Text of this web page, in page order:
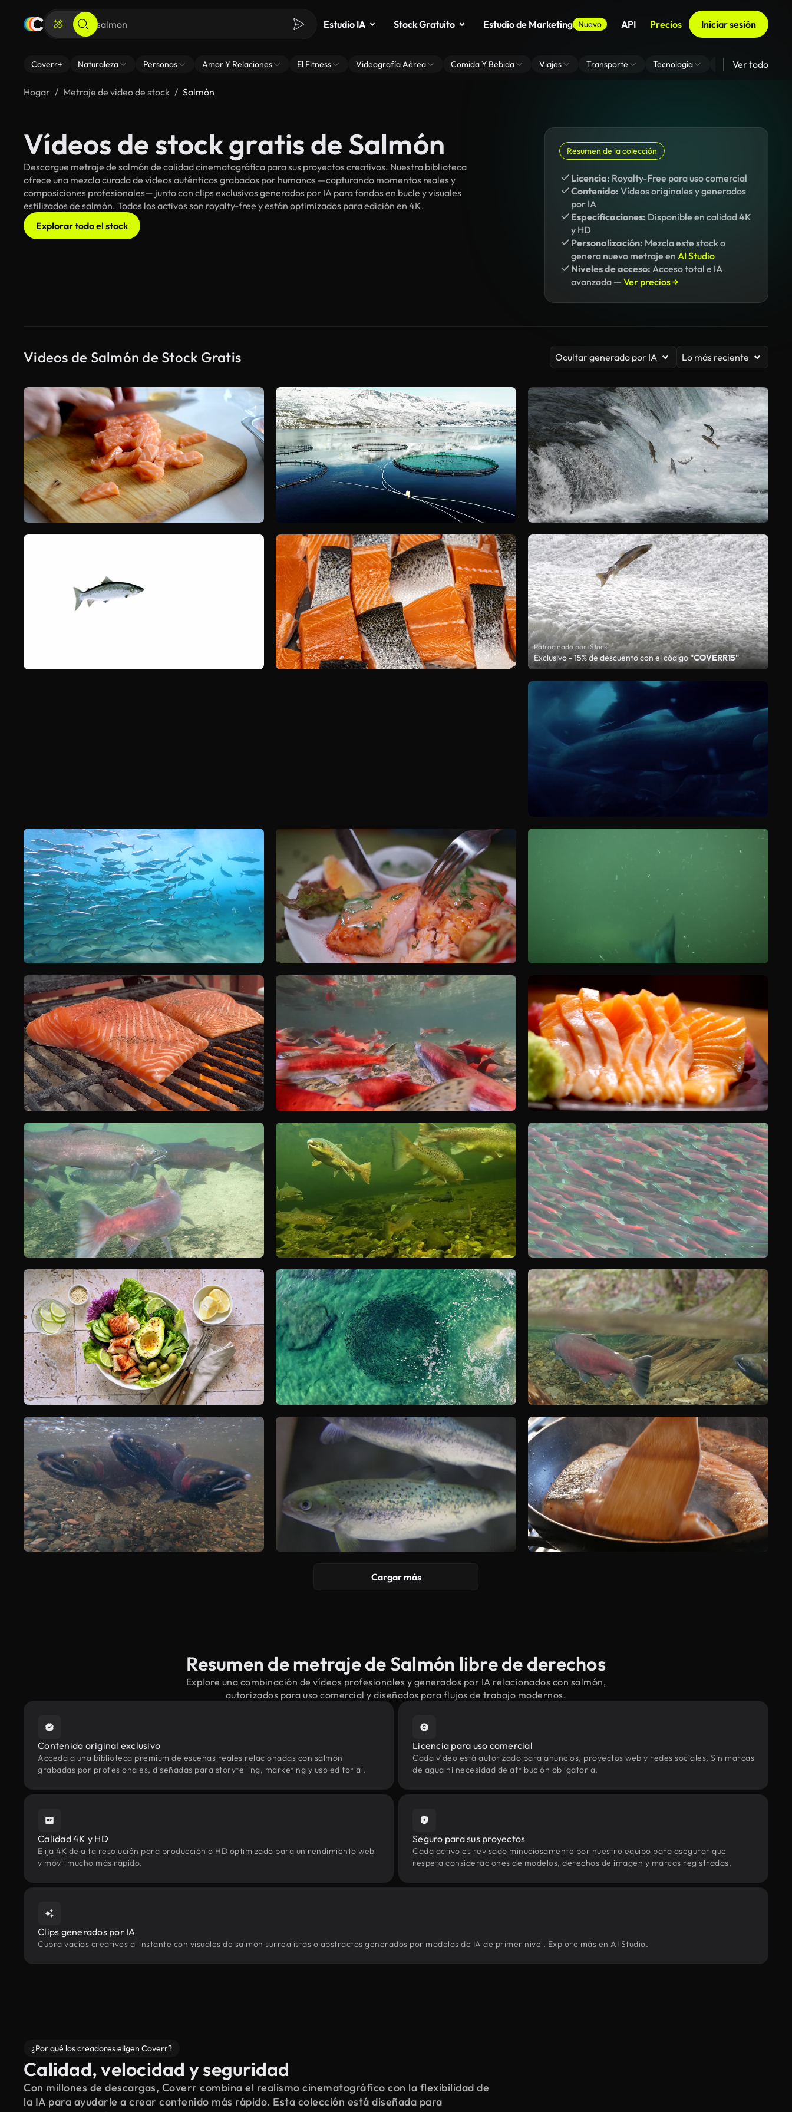
Estudio IA Stock Gratuito Estudio de Marketing Nuevo API Precios Iniciar sesión
Coverr+ Naturaleza Personas Amor Y Relaciones El Fitness Videografía Aérea Comida Y Bebida Viajes Transporte Tecnología Zoom De Fondo
Ver todo
Hogar Metraje de video de stock Salmón
Vídeos de stock gratis de Salmón
Descargue metraje de salmón de calidad cinematográfica para sus proyectos creativos. Nuestra biblioteca
ofrece una mezcla curada de vídeos auténticos grabados por humanos —capturando momentos reales y
composiciones profesionales— junto con clips exclusivos generados por IA para fondos en bucle y visuales
estilizados de salmón. Todos los activos son royalty-free y están optimizados para edición en 4K.
Explorar todo el stock
Resumen de la colección
Licencia: Royalty-Free para uso comercial
Contenido: Vídeos originales y generados
por IA
Especificaciones: Disponible en calidad 4K
y HD
Personalización: Mezcla este stock o
genera nuevo metraje en AI Studio
Niveles de acceso: Acceso total e IA
avanzada — Ver precios →
Videos de Salmón de Stock Gratis Ocultar generado por IA Lo más reciente
Patrocinado por iStock
Exclusivo - 15% de descuento con el código"COVERR15"
Cargar más
Resumen de metraje de Salmón libre de derechos
Explore una combinación de vídeos profesionales y generados por IA relacionados con salmón,
autorizados para uso comercial y diseñados para flujos de trabajo modernos.
Contenido original exclusivo
Acceda a una biblioteca premium de escenas reales relacionadas con salmón
grabadas por profesionales, diseñadas para storytelling, marketing y uso editorial.
Licencia para uso comercial
Cada vídeo está autorizado para anuncios, proyectos web y redes sociales. Sin marcas
de agua ni necesidad de atribución obligatoria.
Calidad 4K y HD
Elija 4K de alta resolución para producción o HD optimizado para un rendimiento web
y móvil mucho más rápido.
Seguro para sus proyectos
Cada activo es revisado minuciosamente por nuestro equipo para asegurar que
respeta consideraciones de modelos, derechos de imagen y marcas registradas.
Clips generados por IA
Cubra vacíos creativos al instante con visuales de salmón surrealistas o abstractos generados por modelos de IA de primer nivel. Explore más en AI Studio.
¿Por qué los creadores eligen Coverr?
Calidad, velocidad y seguridad
Con millones de descargas, Coverr combina el realismo cinematográfico con la flexibilidad de
la IA para ayudarle a crear contenido más rápido. Esta colección está diseñada para